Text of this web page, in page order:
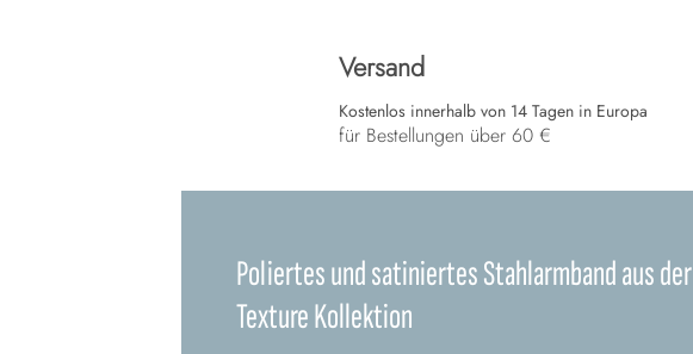
Versand
Kostenlos innerhalb von 14 Tagen in Europa
für Bestellungen über 60 €
Poliertes und satiniertes Stahlarmband aus der
Texture Kollektion